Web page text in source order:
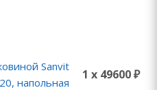
Sanvit
напольная
1 x 49600 ₽